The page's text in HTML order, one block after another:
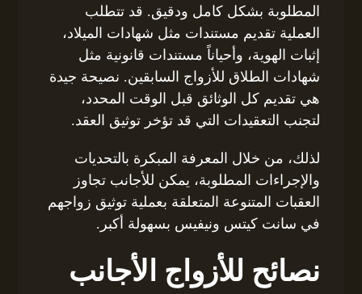
المطلوبة بشكل كامل ودقيق. قد تتطلب
العملية تقديم مستندات مثل شهادات الميلاد،
إثبات الهوية، وأحياناً مستندات قانونية مثل
شهادات الطلاق للأزواج السابقين. نصيحة جيدة
هي تقديم كل الوثائق قبل الوقت المحدد،
لتجنب التعقيدات التي قد تؤخر توثيق العقد.
لذلك، من خلال المعرفة المبكرة بالتحديات
والإجراءات المطلوبة، يمكن للأجانب تجاوز
العقبات المتنوعة المتعلقة بعملية توثيق زواجهم
في سانت كيتس ونيفيس بسهولة أكبر.
نصائح للأزواج الأجانب